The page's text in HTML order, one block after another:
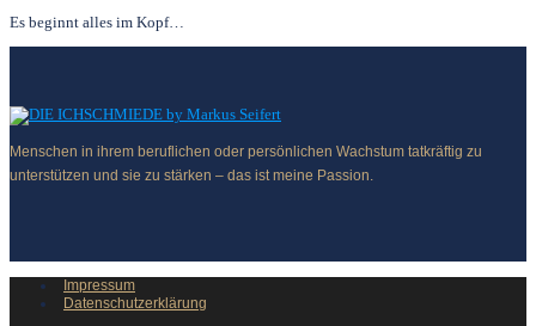
Es beginnt alles im Kopf…
Menschen in ihrem beruflichen oder persönlichen Wachstum tatkräftig zu
unterstützen und sie zu stärken – das ist meine Passion.
Impressum
Datenschutzerklärung